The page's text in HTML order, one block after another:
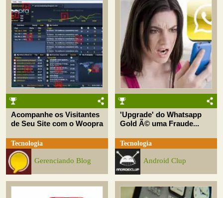
Acompanhe os Visitantes
de Seu Site com o Woopra
Tecnologia
Gerenciando Blog
'Upgrade' do Whatsapp
Gold Ã© uma Fraude...
Tecnologia
Android Clup